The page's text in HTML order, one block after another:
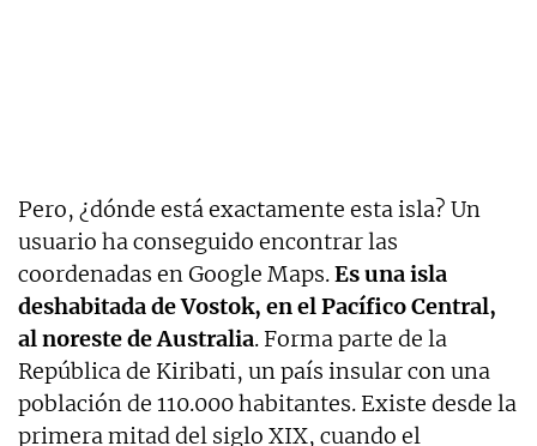
Pero, ¿dónde está exactamente esta isla? Un
usuario ha conseguido encontrar las
coordenadas en Google Maps.Es una isla
deshabitada de Vostok, en el Pacífico Central,
al noreste de Australia. Forma parte de la
República de Kiribati, un país insular con una
población de 110.000 habitantes. Existe desde la
primera mitad del siglo XIX, cuando el